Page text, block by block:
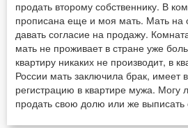
продать второму собственнику. В
прописана еще и моя мать. Мать на
давать согласие на продажу.
мать не проживает в стране уже
квартиру никаких не производит, в
России мать заключила брак, имеет
регистрацию в квартире мужа. Могу
продать свою долю или же выписать